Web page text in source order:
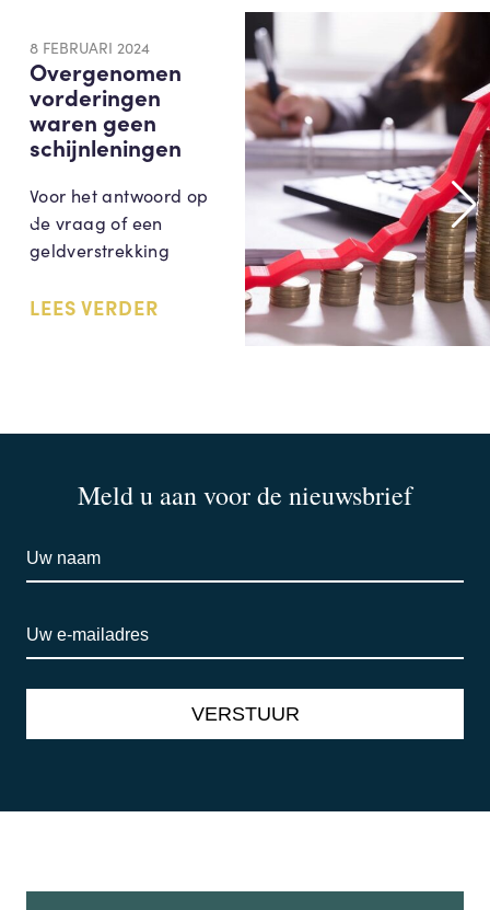
8 FEBRUARI 2024
Overgenomen
vorderingen
waren geen
schijnleningen
Voor het antwoord op
de vraag of een
geldverstrekking
LEES VERDER
Meld u aan voor de nieuwsbrief